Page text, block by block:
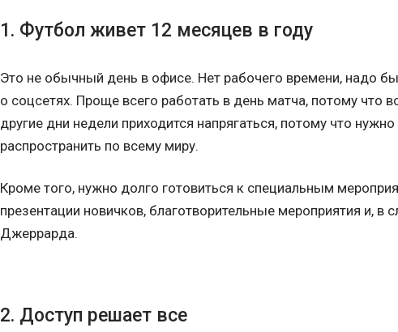
1. Футбол живет 12 месяцев в году
Это не обычный день в офисе. Нет рабочего времени, надо
о соцсетях. Проще всего работать в день матча, потому что
другие дни недели приходится напрягаться, потому что
распространить по всему миру.
Кроме того, нужно долго готовиться к специальным
презентации новичков, благотворительные мероприятия и, в
Джеррарда.
2. Доступ решает все